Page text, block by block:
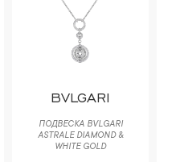
BVLGARI
ПОДВЕСКА BVLGARI
ASTRALE DIAMOND &
WHITE GOLD